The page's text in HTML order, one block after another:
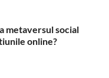
metaversul social
online?